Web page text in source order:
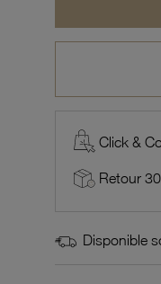
Click &
Retour
Disponible